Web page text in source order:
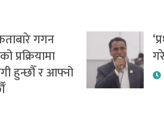
गगन
प्रक्रियामा
हुन्छौँ र आफ्नो